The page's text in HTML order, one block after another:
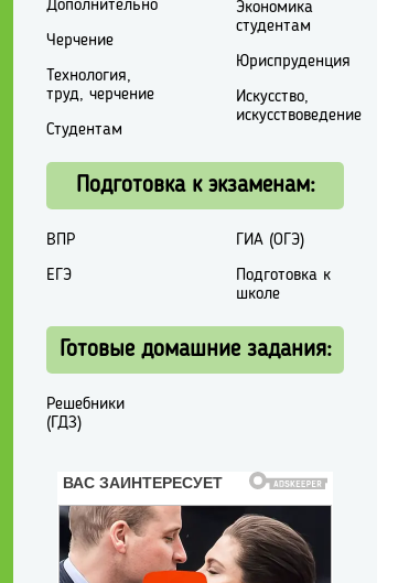
Дополнительно
Черчение
Технология,
труд, черчение
Студентам
Экономика
студентам
Юриспруденция
Искусство,
искусствоведение
Подготовка к экзаменам:
ВПР
ЕГЭ
ГИА (ОГЭ)
Подготовка к
школе
Готовые домашние задания:
Решебники
(ГДЗ)